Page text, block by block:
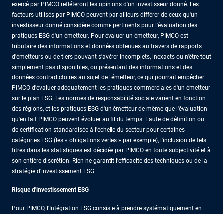
exercé par PIMCO refléteront les opinions d'un investisseur donné. Les
facteurs utilisés par PIMCO peuvent par ailleurs différer de ceux qu'un
investisseur donné considère comme pertinents pour l'évaluation des
pratiques ESG d'un émetteur. Pour évaluer un émetteur, PIMCO est
tributaire des informations et données obtenues au travers de rapports
d'émetteurs ou de tiers pouvant s'avérer incomplets, inexacts ou n'être tout
simplement pas disponibles, ou présentant des informations et des
données contradictoires au sujet de l'émetteur, ce qui pourrait empêcher
PIMCO d'évaluer adéquatement les pratiques commerciales d'un émetteur
sur le plan ESG. Les normes de responsabilité sociale varient en fonction
des régions, et les pratiques ESG d'un émetteur de même que l'évaluation
qu'en fait PIMCO peuvent évoluer au fil du temps. Faute de définition ou
de certification standardisée à l'échelle du secteur pour certaines
catégories ESG (les « obligations vertes » par exemple), l'inclusion de tels
titres dans les statistiques est décidée par PIMCO en toute subjectivité et à
son entière discrétion. Rien ne garantit l’efficacité des techniques ou de la
stratégie d'investissement ESG.
Risque d'investissement ESG
Pour PIMCO, l'Intégration ESG consiste à prendre systématiquement en